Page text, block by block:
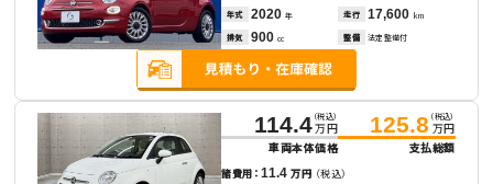
年式 2020 年 走行 17,600 km
排気 900 cc 整備 法定整備付
114.4 （税込）
万円
車両本体価格
125.8 （税込）
万円
支払総額
諸費用：11.4万円 （税込）